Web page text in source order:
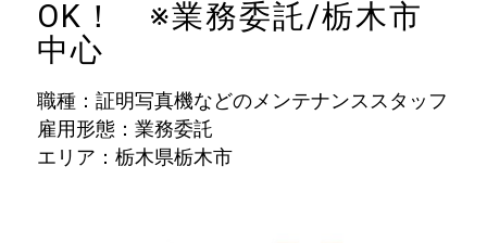
OK！ ※業務委託/栃木市
中心
職種：証明写真機などのメンテナンススタッフ
雇用形態：業務委託
エリア：栃木県栃木市